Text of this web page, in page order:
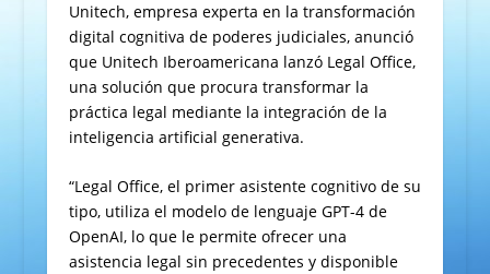
Unitech, empresa experta en la transformación
digital cognitiva de poderes judiciales, anunció
que Unitech Iberoamericana lanzó Legal Office,
una solución que procura transformar la
práctica legal mediante la integración de la
inteligencia artificial generativa.
“Legal Office, el primer asistente cognitivo de su
tipo, utiliza el modelo de lenguaje GPT-4 de
OpenAI, lo que le permite ofrecer una
asistencia legal sin precedentes y disponible